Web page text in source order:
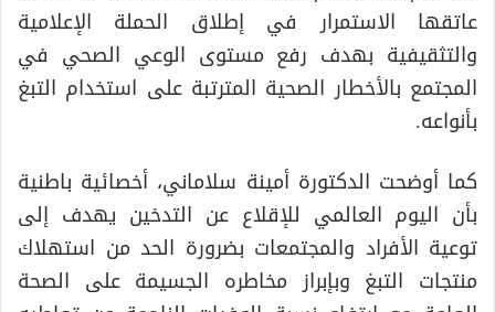
عاتقها الاستمرار في إطلاق الحملة الإعلامية
والتثقيفية بهدف رفع مستوى الوعي الصحي في
المجتمع بالأخطار الصحية المترتبة على استخدام التبغ
بأنواعه.
كما أوضحت الدكتورة أمينة سلاماني، أخصائية باطنية
بأن اليوم العالمي للإقلاع عن التدخين يهدف إلى
توعية الأفراد والمجتمعات بضرورة الحد من استهلاك
منتجات التبغ وبإبراز مخاطره الجسيمة على الصحة